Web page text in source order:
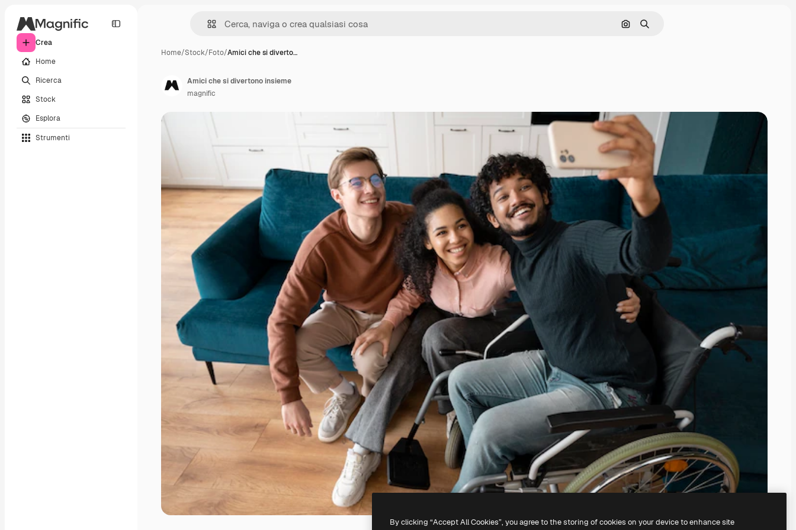
Crea
Home
Ricerca
Stock
Esplora
Strumenti
Cerca per immagine
Ricerca
Home/Stock/Foto/Amici che si diverto…
Amici che si divertono insieme
magnific
By clicking “Accept All Cookies”, you agree to the storing of cookies on your device to enhance site